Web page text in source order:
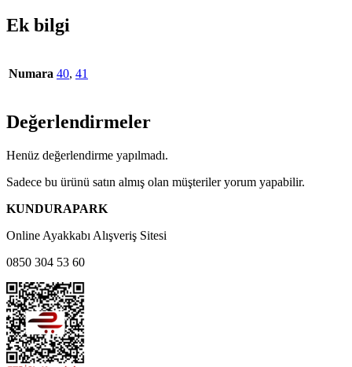
Ek bilgi
Numara 40, 41
Değerlendirmeler
Henüz değerlendirme yapılmadı.
Sadece bu ürünü satın almış olan müşteriler yorum yapabilir.
KUNDURAPARK
Online Ayakkabı Alışveriş Sitesi
0850 304 53 60